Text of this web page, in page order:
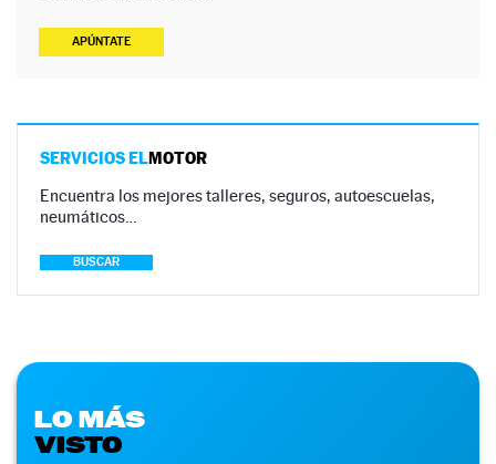
APÚNTATE
SERVICIOS ELMOTOR
Encuentra los mejores talleres, seguros, autoescuelas,
neumáticos…
BUSCAR
LO MÁS
VISTO